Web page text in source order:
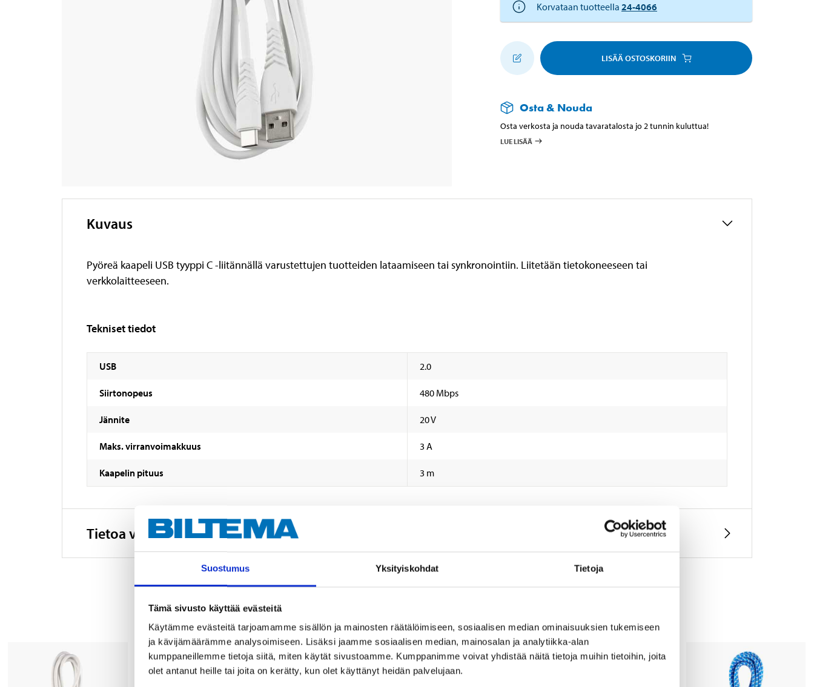
Suostumus Yksityiskohdat Tietoja
Tämä sivusto käyttää evästeitä
Käytämme evästeitä tarjoamamme sisällön ja mainosten räätälöimiseen, sosiaalisen median ominaisuuksien tukemiseen
ja kävijämäärämme analysoimiseen. Lisäksi jaamme sosiaalisen median, mainosalan ja analytiikka-alan
kumppaneillemme tietoja siitä, miten käytät sivustoamme. Kumppanimme voivat yhdistää näitä tietoja muihin tietoihin, joita
olet antanut heille tai joita on kerätty, kun olet käyttänyt heidän palvelujaan.
Korvataan tuotteella 24-4066
LISÄÄ OSTOSKORIIN
Osta & Nouda
Osta verkosta ja nouda tavaratalosta jo 2 tunnin kuluttua!
LUE LISÄÄ
Kuvaus
Pyöreä kaapeli USB tyyppi C -liitännällä varustettujen tuotteiden lataamiseen tai synkronointiin. Liitetään tietokoneeseen tai
verkkolaitteeseen.
Tekniset tiedot
USB 2.0
Siirtonopeus 480 Mbps
Jännite 20 V
Maks. virranvoimakkuus 3 A
Kaapelin pituus 3 m
Tietoa valmistajasta